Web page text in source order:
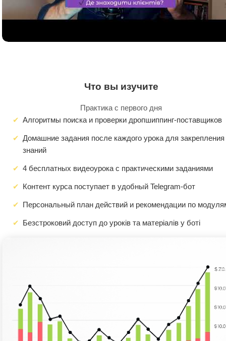
Что вы изучите
Практика с первого дня
Алгоритмы поиска и проверки дропшиппинг-поставщиков
Домашние задания после каждого урока для закрепления
знаний
4 бесплатных видеоурока с практическими заданиями
Контент курса поступает в удобный Telegram-бот
Персональный план действий и рекомендации по
Безстроковий доступ до уроків та матеріалів у боті